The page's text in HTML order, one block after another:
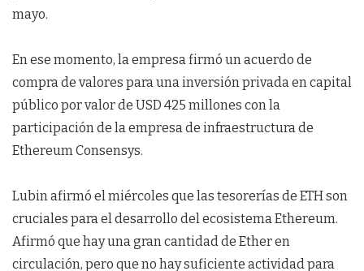
mayo.
En ese momento, la empresa firmó un acuerdo de
compra de valores para una inversión privada en capital
público por valor de USD 425 millones con la
participación de la empresa de infraestructura de
Ethereum Consensys.
Lubin afirmó el miércoles que las tesorerías de ETH son
cruciales para el desarrollo del ecosistema Ethereum.
Afirmó que hay una gran cantidad de Ether en
circulación, pero que no hay suficiente actividad para